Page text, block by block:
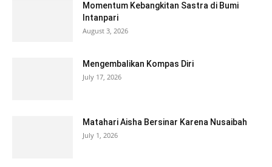
Momentum Kebangkitan Sastra di Bumi
Intanpari
August 3, 2026
Mengembalikan Kompas Diri
July 17, 2026
Matahari Aisha Bersinar Karena Nusaibah
July 1, 2026